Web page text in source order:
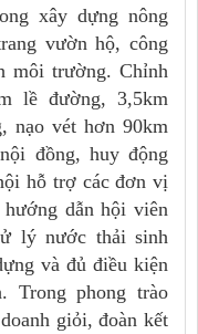
xây dựng nông
vườn hộ, công
môi trường. Chỉnh
lề đường, 3,5km
nạo vét hơn 90km
đồng, huy động
hỗ trợ các đơn vị
dẫn hội viên
lý nước thải sinh
và đủ điều kiện
Trong phong trào
giỏi, đoàn kết